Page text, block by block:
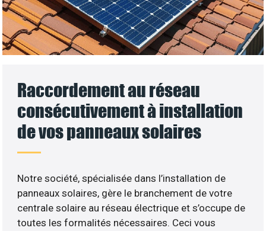
Raccordement au réseau
consécutivement à installation
de vos panneaux solaires
Notre société, spécialisée dans l’installation de
panneaux solaires, gère le branchement de votre
centrale solaire au réseau électrique et s’occupe de
toutes les formalités nécessaires. Ceci vous